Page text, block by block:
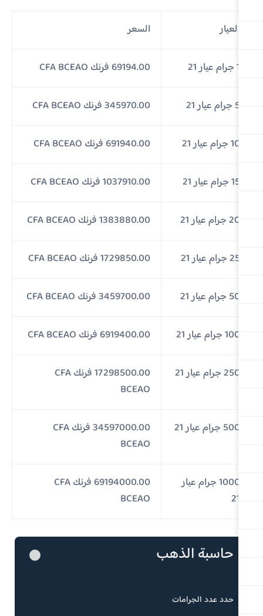
69194.00 فرنك CFA BCEAO
345970.00 فرنك CFA BCEAO
691940.00 فرنك CFA BCEAO
1037910.00 فرنك CFA BCEAO
1383880.00 فرنك CFA BCEAO
1729850.00 فرنك CFA BCEAO
3459700.00 فرنك CFA BCEAO
6919400.00 فرنك CFA BCEAO
17298500.00 فرنك CFA
BCEAO
34597000.00 فرنك CFA
BCEAO
1000 جرام عيار
69194000.00 فرنك CFA
BCEAO
حاسبة الذهب
حدد عدد الجرامات